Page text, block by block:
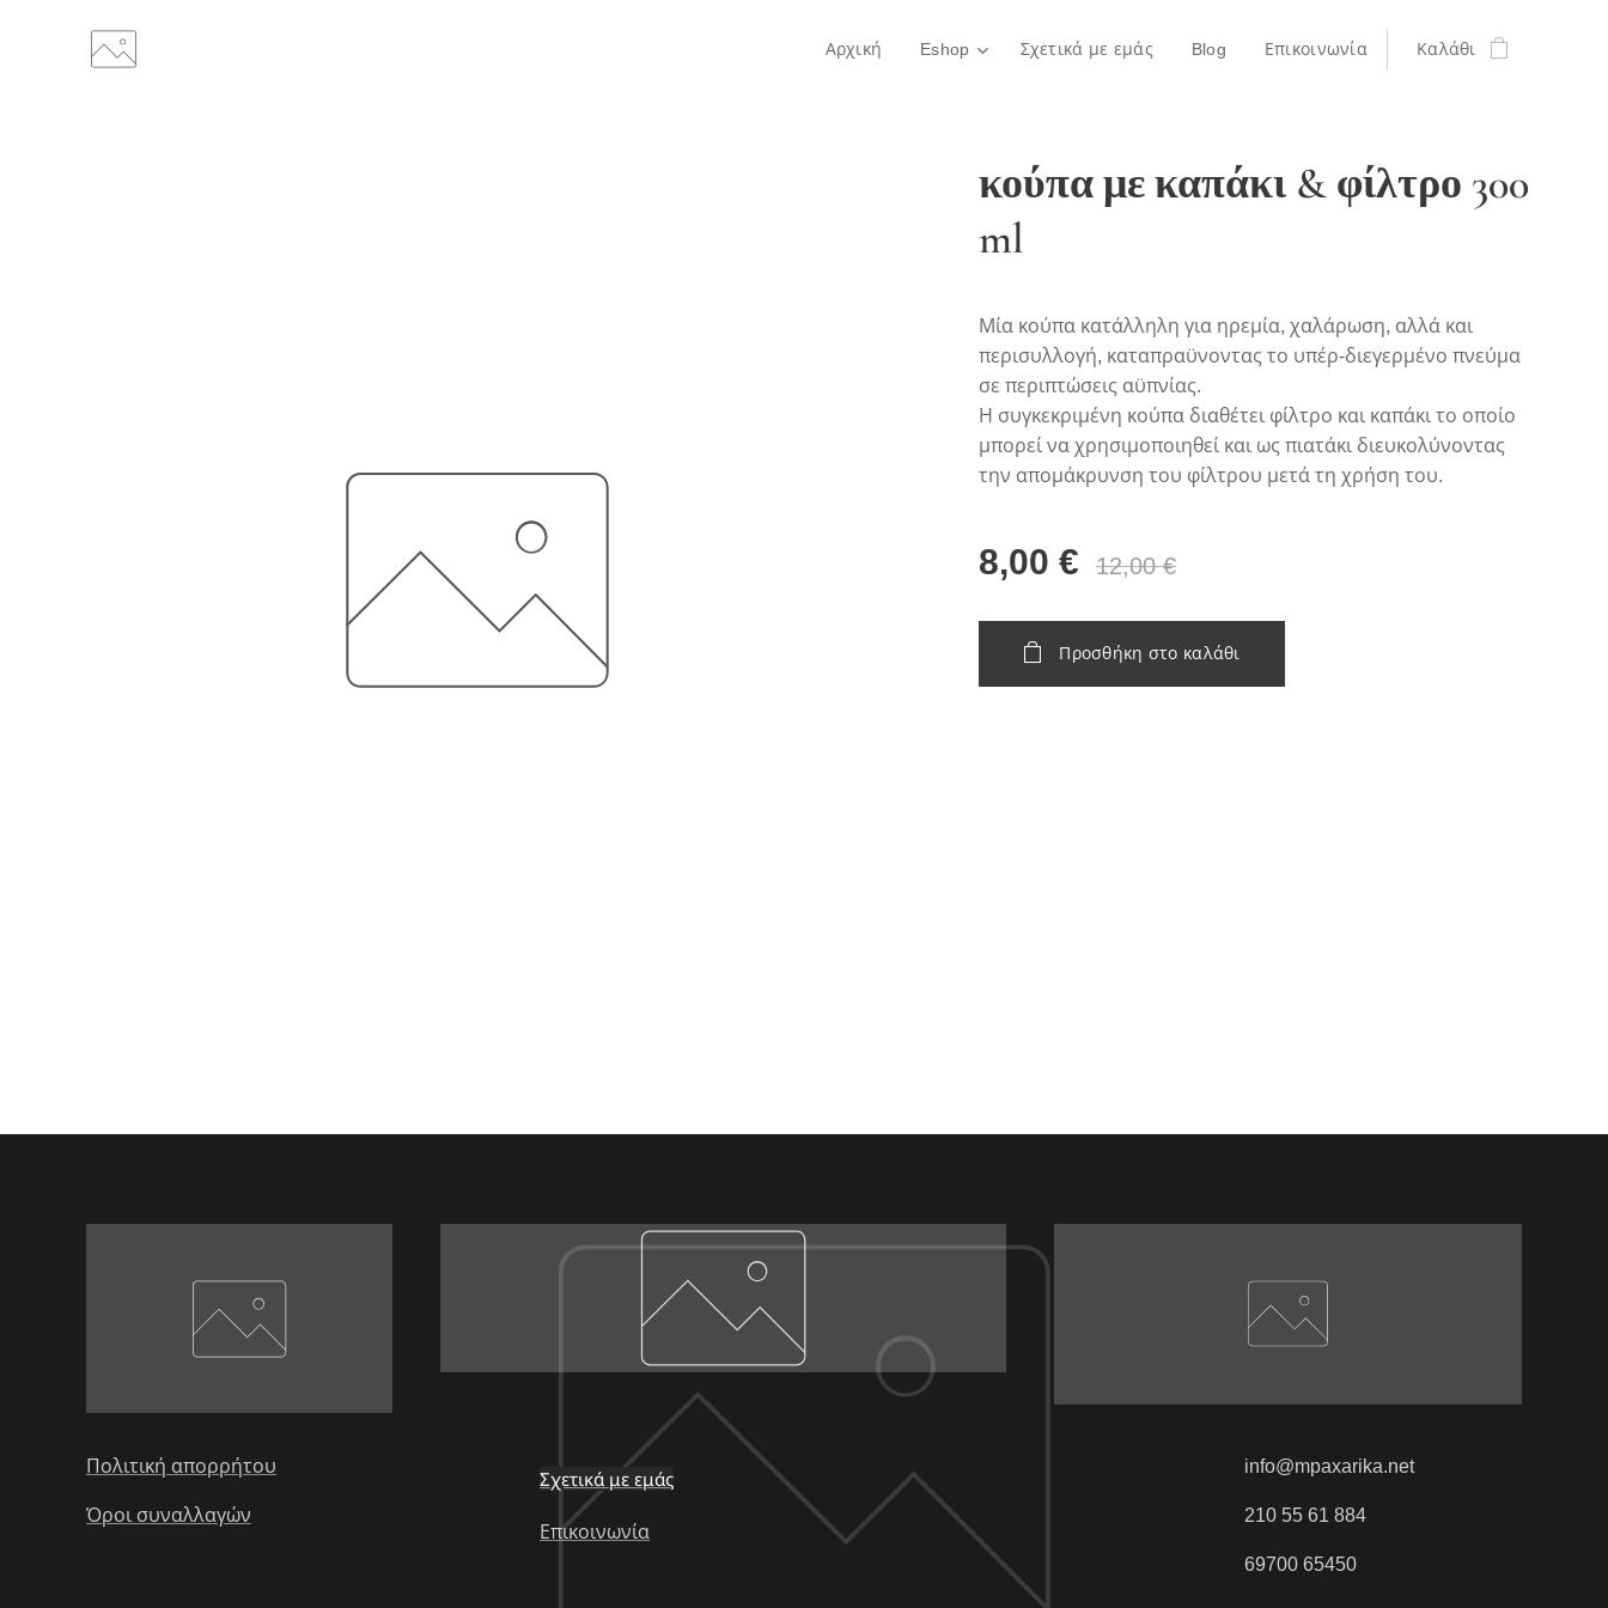
Αρχική Eshop Σχετικά με εμάς Blog Επικοινωνία Καλάθι
κούπα με καπάκι & φίλτρο 300
ml
Μία κούπα κατάλληλη για ηρεμία, χαλάρωση, αλλά και
περισυλλογή, καταπραϋνοντας το υπέρ-διεγερμένο πνεύμα
σε περιπτώσεις αϋπνίας.
Η συγκεκριμένη κούπα διαθέτει φίλτρο και καπάκι το οποίο
μπορεί να χρησιμοποιηθεί και ως πιατάκι διευκολύνοντας
την απομάκρυνση του φίλτρου μετά τη χρήση του.
8,00 € 12,00€
Προσθήκη στο καλάθι
Πολιτική απορρήτου
Όροι συναλλαγών
Σχετικά με εμάς
Επικοινωνία
info@mpaxarika.net
210 55 61 884
69700 65450